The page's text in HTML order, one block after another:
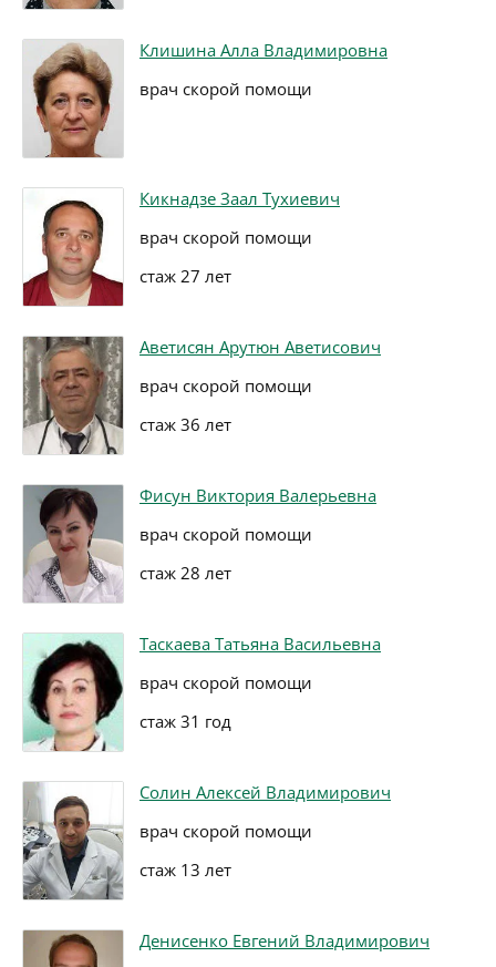
Клишина Алла Владимировна
врач скорой помощи
Кикнадзе Заал Тухиевич
врач скорой помощи
стаж 27 лет
Аветисян Арутюн Аветисович
врач скорой помощи
стаж 36 лет
Фисун Виктория Валерьевна
врач скорой помощи
стаж 28 лет
Таскаева Татьяна Васильевна
врач скорой помощи
стаж 31 год
Солин Алексей Владимирович
врач скорой помощи
стаж 13 лет
Денисенко Евгений Владимирович